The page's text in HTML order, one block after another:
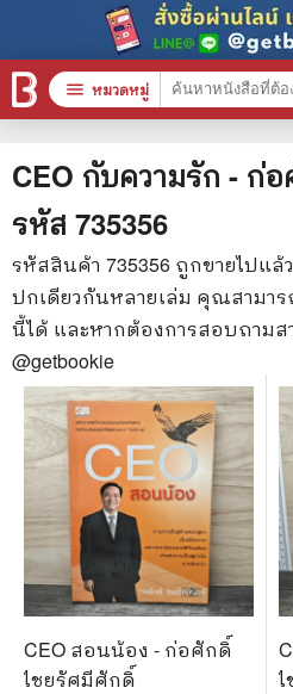
CEO กับความรัก - ก่
รหัส 735356
รหัสสินค้า 735356 ถูกขายไปแล้
ปกเดียวกันหลายเล่ม คุณสามา
นี้ได้ และหากต้องการสอบถามส
@getbookie
CEO สอนน้อง - ก่อศักดิ์
ไชยรัศมีศักดิ์
menu หมวดหมู่
หมวดห
หนังสือทั้งหมด
stars สินค้าใช้เฉพาะแต้มเท่านั้น
📚 หนังสือทั่วไป
🦄 วรรณกรรม นิยาย เรื่องสั้น
🎓 การศึกษา
😼 หนังสือการ์ตูน
🐲 หนังสือเด็ก
📕 นิตยสาร
🎲 Board Game